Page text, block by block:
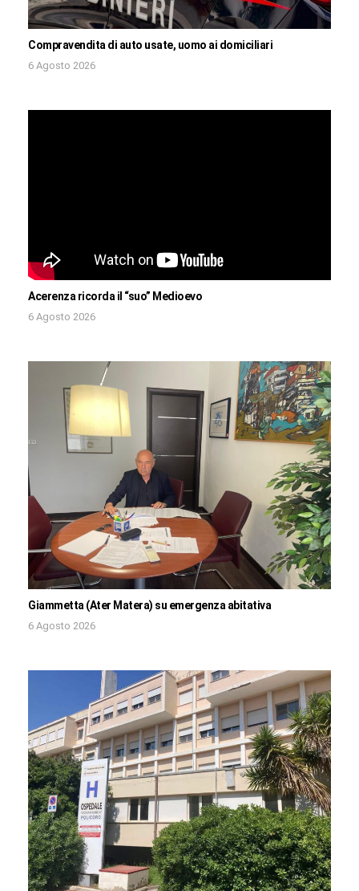
Compravendita di auto usate, uomo ai domiciliari
6 Agosto 2026
Acerenza ricorda il “suo” Medioevo
6 Agosto 2026
Giammetta (Ater Matera) su emergenza abitativa
6 Agosto 2026